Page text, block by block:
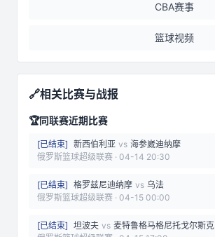
CBA赛事
篮球视频
🔗相关比赛与战报
🏆同联赛近期比赛
[已结束] 新西伯利亚 vs 海参崴迪纳摩
俄罗斯篮球超级联赛 · 04-14 20:30
[已结束] 格罗兹尼迪纳摩 vs 乌法
俄罗斯篮球超级联赛 · 04-15 00:00
[已结束] 坦波夫 vs 麦特鲁格马格尼托戈尔斯克